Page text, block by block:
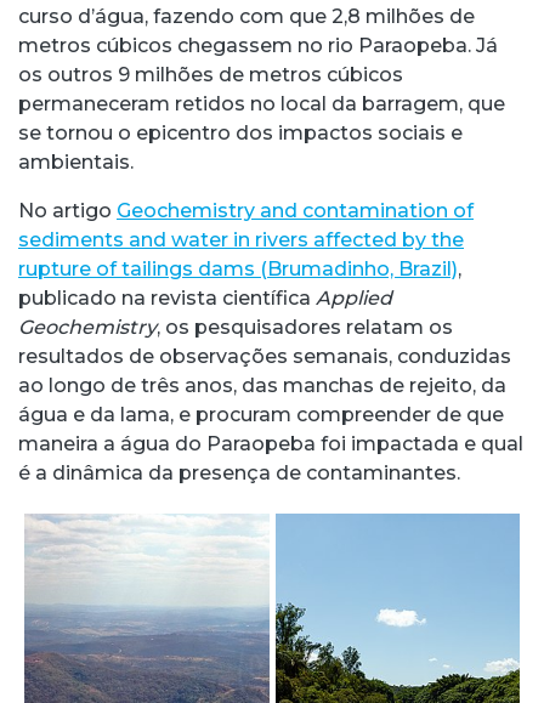
curso d’água, fazendo com que 2,8 milhões de
metros cúbicos chegassem no rio Paraopeba. Já
os outros 9 milhões de metros cúbicos
permaneceram retidos no local da barragem, que
se tornou o epicentro dos impactos sociais e
ambientais.
No artigo Geochemistry and contamination of
sediments and water in rivers affected by the
rupture of tailings dams (Brumadinho, Brazil),
publicado na revista científica Applied
Geochemistry, os pesquisadores relatam os
resultados de observações semanais, conduzidas
ao longo de três anos, das manchas de rejeito, da
água e da lama, e procuram compreender de que
maneira a água do Paraopeba foi impactada e qual
é a dinâmica da presença de contaminantes.